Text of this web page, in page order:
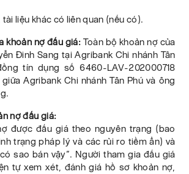
liệu khác có liên quan (nếu có).
khoản nợ đấu giá: Toàn bộ khoản nợ của
Đinh Sang tại Agribank Chi nhánh Tân
tín dụng số 6460-LAV-202000718
Agribank Chi nhánh Tân Phú và ông
nợ đấu giá:
được đấu giá theo nguyên trạng (bao
trạng pháp lý và các rủi ro tiềm ẩn) và
sao bán vậy”. Người tham gia đấu giá
tự xem xét, đánh giá hồ sơ khoản nợ,